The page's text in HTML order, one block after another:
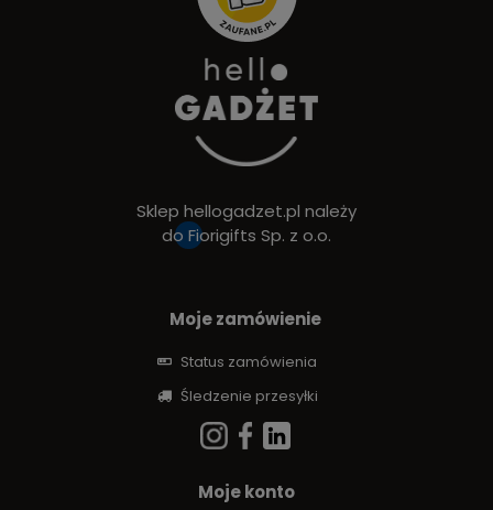
Sklep hellogadzet.pl należy
do Fiorigifts Sp. z o.o.
Moje zamówienie
Status zamówienia
Śledzenie przesyłki
Moje konto